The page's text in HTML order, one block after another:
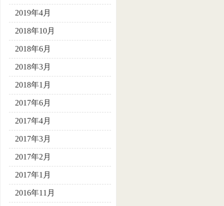
2019年4月
2018年10月
2018年6月
2018年3月
2018年1月
2017年6月
2017年4月
2017年3月
2017年2月
2017年1月
2016年11月